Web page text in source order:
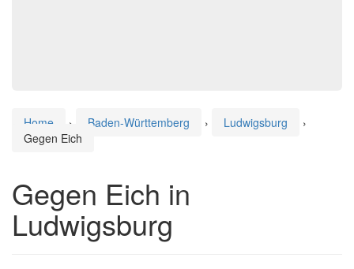
Home › Baden-Württemberg › Ludwigsburg
›
Gegen Eich
Gegen Eich in
Ludwigsburg